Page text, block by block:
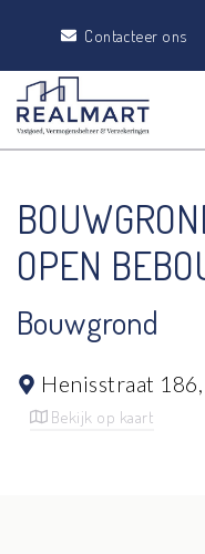
Contacteer ons
OPEN
Bouwgrond
Henisstraat 186,
Bekijk op kaart